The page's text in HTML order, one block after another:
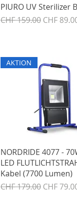
PIURO UV Sterilizer
Standardpreis
CHF 159.00 Sale-
CHF
AKTION
NORDRIDE 4077 -
LED
Kabel (7700 Lumen)
Standardpreis
CHF 179.00 Sale-
CHF